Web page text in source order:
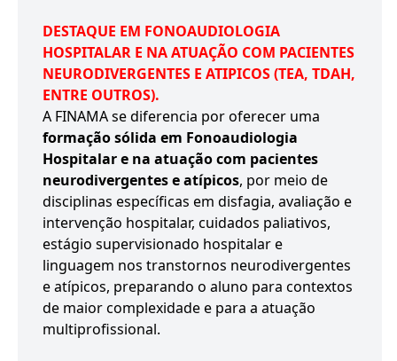
DESTAQUE EM FONOAUDIOLOGIA
HOSPITALAR E NA ATUAÇÃO COM PACIENTES
NEURODIVERGENTES E ATIPICOS (TEA, TDAH,
ENTRE OUTROS).
A FINAMA se diferencia por oferecer uma
formação sólida em Fonoaudiologia
Hospitalar e na atuação com pacientes
neurodivergentes e atípicos, por meio de
disciplinas específicas em disfagia, avaliação e
intervenção hospitalar, cuidados paliativos,
estágio supervisionado hospitalar e
linguagem nos transtornos neurodivergentes
e atípicos, preparando o aluno para contextos
de maior complexidade e para a atuação
multiprofissional.